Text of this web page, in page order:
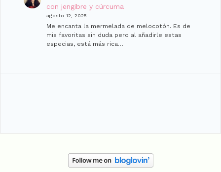
con jengibre y cúrcuma
agosto 12, 2025
Me encanta la mermelada de melocotón. Es de
mis favoritas sin duda pero al añadirle estas
especias, está más rica…